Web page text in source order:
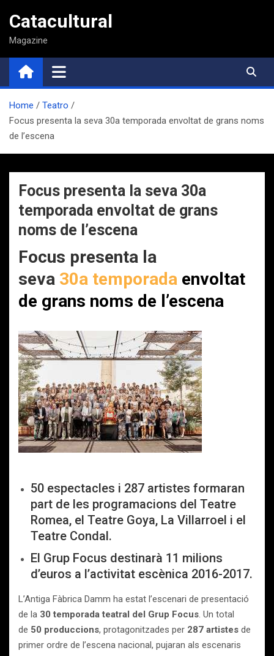
contenido
Catacultural
Magazine
Home
Teatro
Focus presenta la seva 30a temporada envoltat de grans noms
de l’escena
Focus presenta la seva 30a
temporada envoltat de grans
noms de l’escena
Focus presenta la
seva 30a temporada envoltat
de grans noms de l’escena
50 espectacles i 287 artistes formaran
part de les programacions del Teatre
Romea, el Teatre Goya, La Villarroel i el
Teatre Condal.
El Grup Focus destinarà 11 milions
d’euros a l’activitat escènica 2016-2017.
L’Antiga Fàbrica Damm ha estat l’escenari de presentació
de la 30 temporada teatral del Grup Focus. Un total
de 50 produccions, protagonitzades per 287 artistes de
primer ordre de l’escena nacional, pujaran als escenaris